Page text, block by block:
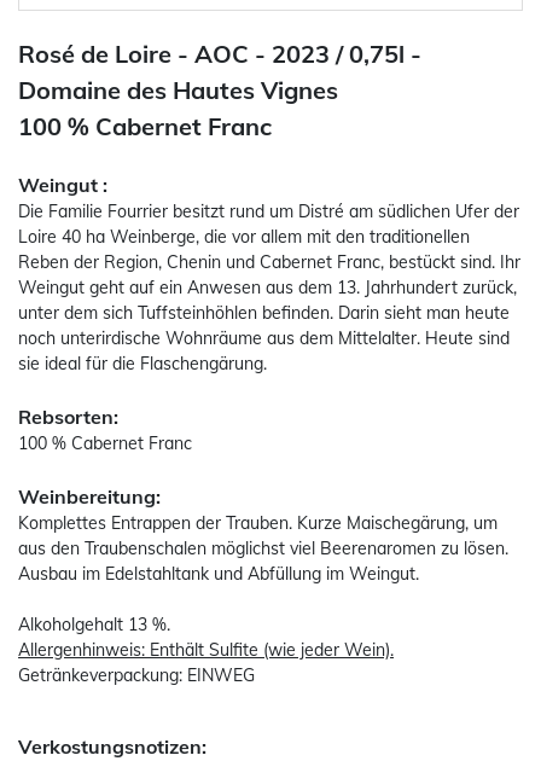
Rosé de Loire - AOC - 2023 / 0,75l -
Domaine des Hautes Vignes
100 % Cabernet Franc
Weingut :
Die Familie Fourrier besitzt rund um Distré am südlichen Ufer der
Loire 40 ha Weinberge, die vor allem mit den traditionellen
Reben der Region, Chenin und Cabernet Franc, bestückt sind. Ihr
Weingut geht auf ein Anwesen aus dem 13. Jahrhundert zurück,
unter dem sich Tuffsteinhöhlen befinden. Darin sieht man heute
noch unterirdische Wohnräume aus dem Mittelalter. Heute sind
sie ideal für die Flaschengärung.
Rebsorten:
100 % Cabernet Franc
Weinbereitung:
Komplettes Entrappen der Trauben. Kurze Maischegärung, um
aus den Traubenschalen möglichst viel Beerenaromen zu lösen.
Ausbau im Edelstahltank und Abfüllung im Weingut.
Alkoholgehalt 13 %.
Allergenhinweis: Enthält Sulfite (wie jeder Wein).
Getränkeverpackung: EINWEG
Verkostungsnotizen: